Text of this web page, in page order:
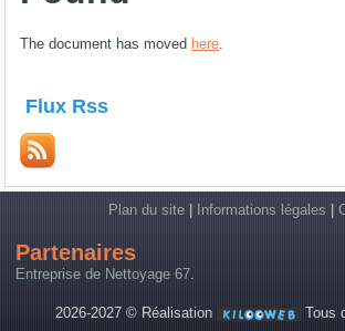
The document has moved here
Flux Rss
Plan du site| Informations légales
Partenaires
Entreprise de Nettoyage 67.
2026-2027 © Réalisation Tous